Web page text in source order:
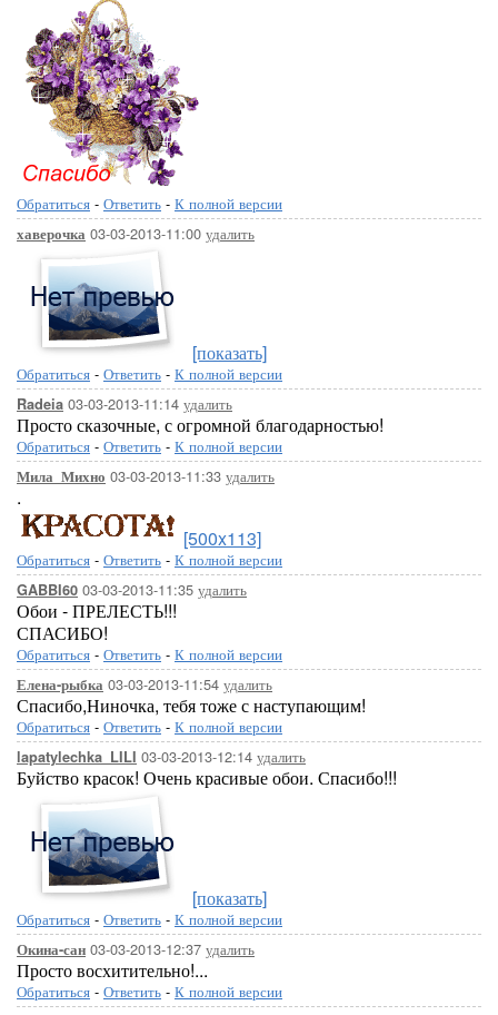
Обратиться - Ответить - К полной версии
хаверочка 03-03-2013-11:00 удалить
[показать]
Обратиться - Ответить - К полной версии
Radeia 03-03-2013-11:14 удалить
Просто сказочные, с огромной благодарностью!
Обратиться - Ответить - К полной версии
Мила_Михно 03-03-2013-11:33 удалить
.
[500x113]
Обратиться - Ответить - К полной версии
GABBI60 03-03-2013-11:35 удалить
Обои - ПРЕЛЕСТЬ!!!
СПАСИБО!
Обратиться - Ответить - К полной версии
Елена-рыбка 03-03-2013-11:54 удалить
Спасибо,Ниночка, тебя тоже с наступающим!
Обратиться - Ответить - К полной версии
lapatylechka_LILI 03-03-2013-12:14 удалить
Буйство красок! Очень красивые обои. Спасибо!!!
[показать]
Обратиться - Ответить - К полной версии
Окина-сан 03-03-2013-12:37 удалить
Просто восхитительно!...
Обратиться - Ответить - К полной версии